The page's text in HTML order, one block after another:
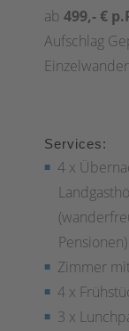
ab 499,- €
Aufschlag
Services:
4 x
Pensionen)
Zimmer
4 x
3 x